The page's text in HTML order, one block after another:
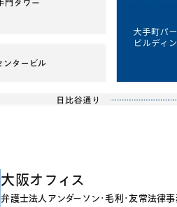
大阪オフィス
弁護士法人アンダーソン･毛利･友常法律